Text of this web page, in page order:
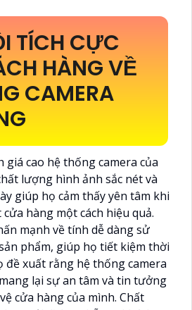
TÍCH CỰC
HÀNG VỀ
CAMERA
giá cao hệ thống camera của
lượng hình ảnh sắc nét và
giúp họ cảm thấy yên tâm khi
hàng một cách hiệu quả.
mạnh về tính dễ dàng sử
phẩm, giúp họ tiết kiệm thời
đề xuất rằng hệ thống camera
lại sự an tâm và tin tưởng
cửa hàng của mình. Chất